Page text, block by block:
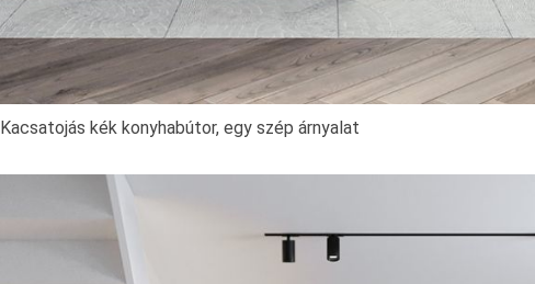
Kacsatojás kék konyhabútor, egy szép árnyalat